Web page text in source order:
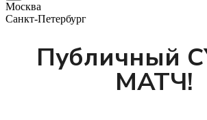
Москва
Санкт-Петербург
Публичный
МАТЧ!